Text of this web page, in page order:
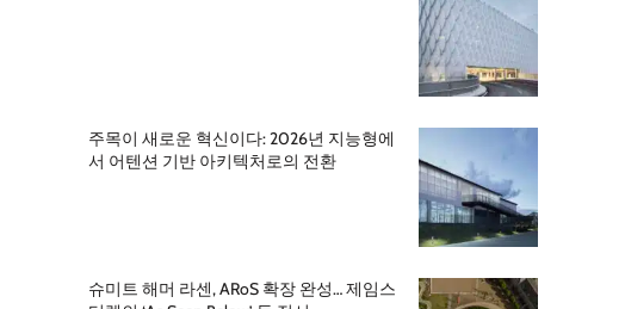
주목이 새로운 혁신이다: 2026년 지능형에
서 어텐션 기반 아키텍처로의 전환
슈미트 해머 라센, ARoS 확장 완성… 제임스